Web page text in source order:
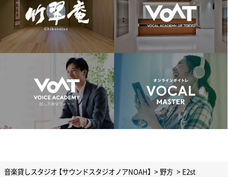
音楽貸しスタジオ 【サウンドスタジオノアNOAH】 野方 E2st